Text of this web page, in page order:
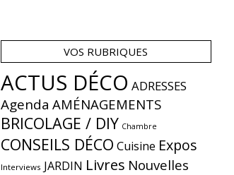
VOS RUBRIQUES
ACTUS DÉCO ADRESSES
Agenda AMÉNAGEMENTS
BRICOLAGE / DIY Chambre
CONSEILS DÉCO Cuisine Expos
Interviews JARDIN Livres Nouvelles